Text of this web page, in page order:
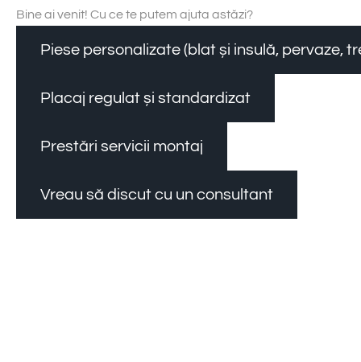
Bine ai venit! Cu ce te putem ajuta astăzi?
Piese personalizate (blat și insulă, pervaze,
Placaj regulat și standardizat
Prestări servicii montaj
Vreau să discut cu un consultant